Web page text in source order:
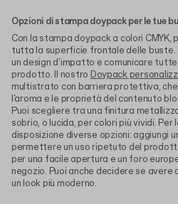
Opzioni di stampa doypack per le tue
Con la stampa doypack a colori
tutta la superficie frontale delle
un design d'impatto e comunicare
prodotto. Il nostro Doypack
multistrato con barriera protettiva,
l'aroma e le proprietà del contenuto
Puoi scegliere tra una finitura
sobrio, o lucida, per colori più vividi.
disposizione diverse opzioni: aggiungi
permettere un uso ripetuto del
per una facile apertura e un foro
negozio. Puoi anche decidere se
un look più moderno.